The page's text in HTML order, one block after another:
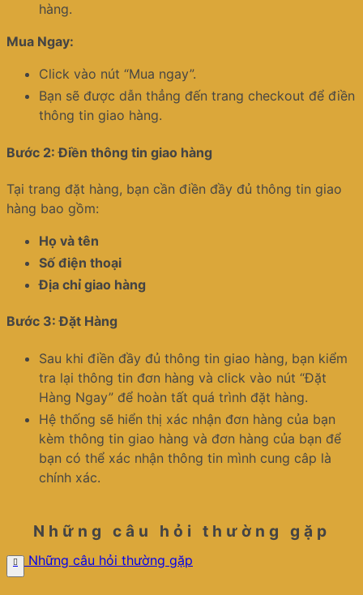
hàng.
Mua Ngay:
Click vào nút “Mua ngay”.
Bạn sẽ được dẫn thẳng đến trang checkout để điền
thông tin giao hàng.
Bước 2: Điền thông tin giao hàng
Tại trang đặt hàng, bạn cần điền đầy đủ thông tin giao
hàng bao gồm:
Họ và tên
Số điện thoại
Địa chỉ giao hàng
Bước 3: Đặt Hàng
Sau khi điền đầy đủ thông tin giao hàng, bạn kiểm
tra lại thông tin đơn hàng và click vào nút “Đặt
Hàng Ngay” để hoàn tất quá trình đặt hàng.
Hệ thống sẽ hiển thị xác nhận đơn hàng của bạn
kèm thông tin giao hàng và đơn hàng của bạn để
bạn có thể xác nhận thông tin mình cung câp là
chính xác.
Những câu hỏi thường gặp
Những câu hỏi thường gặp